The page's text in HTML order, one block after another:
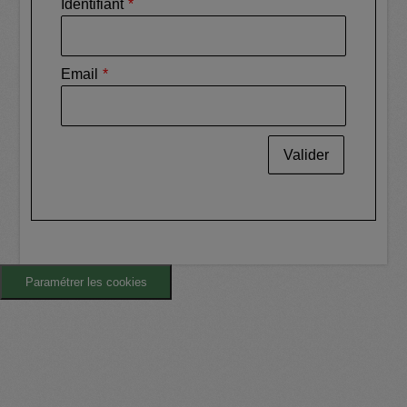
Identifiant
Email
Valider
Paramétrer les cookies